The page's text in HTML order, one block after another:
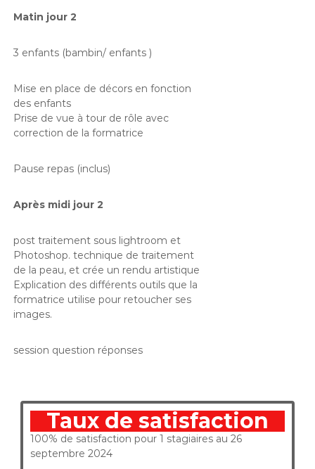
Matin jour 2
3 enfants (bambin/ enfants )
Mise en place de décors en fonction
des enfants
Prise de vue à tour de rôle avec
correction de la formatrice
Pause repas (inclus)
Après midi jour 2
post traitement sous lightroom et
Photoshop. technique de traitement
de la peau, et crée un rendu artistique
Explication des différents outils que la
formatrice utilise pour retoucher ses
images.
session question réponses
Taux de satisfaction
100% de satisfaction pour 1 stagiaires au 26
septembre 2024